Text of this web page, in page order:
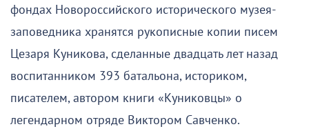
фондах Новороссийского исторического музея-
заповедника хранятся рукописные копии писем
Цезаря Куникова, сделанные двадцать лет назад
воспитанником 393 батальона, историком,
писателем, автором книги «Куниковцы» о
легендарном отряде Виктором Савченко.